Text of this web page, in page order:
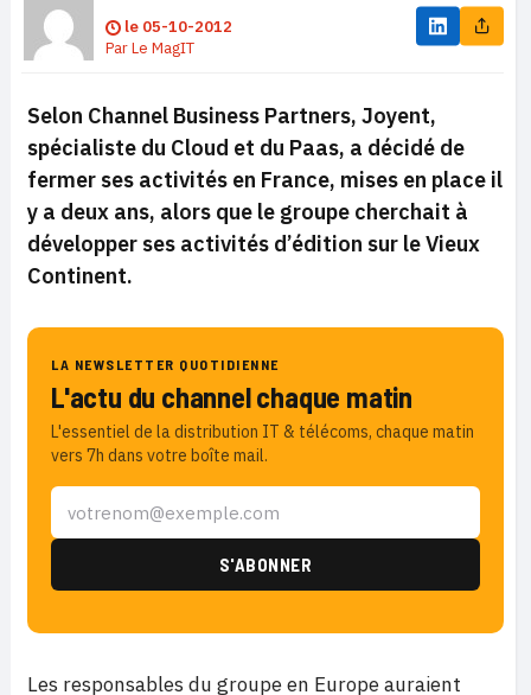
le 05-10-2012
ParLe MagIT
Selon Channel Business Partners, Joyent,
spécialiste du Cloud et du Paas, a décidé de
fermer ses activités en France, mises en place il
y a deux ans, alors que le groupe cherchait à
développer ses activités d’édition sur le Vieux
Continent.
LA NEWSLETTER QUOTIDIENNE
L'actu du channel chaque matin
L'essentiel de la distribution IT & télécoms, chaque matin
vers 7h dans votre boîte mail.
Les responsables du groupe en Europe auraient